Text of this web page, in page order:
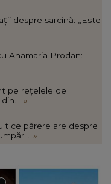
despre sarcină: „Este
Anamaria Prodan:
pe rețelele de
»
ce părere are despre
»